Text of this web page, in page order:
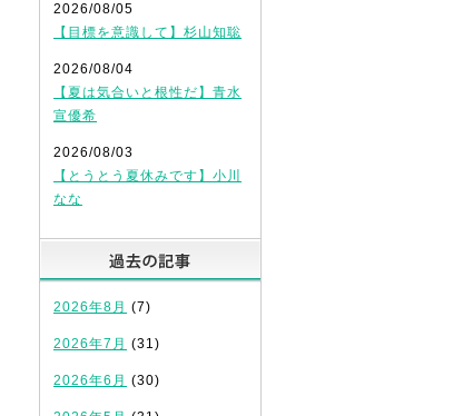
2026/08/05
【目標を意識して】杉山知聡
2026/08/04
【夏は気合いと根性だ】青水
宣優希
2026/08/03
【とうとう夏休みです】小川
なな
2026年8月 (7)
2026年7月 (31)
2026年6月 (30)